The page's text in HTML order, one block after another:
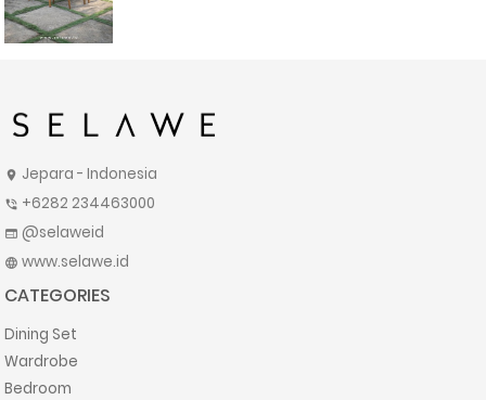
location_on Jepara - Indonesia
phone_in_talk +6282 234463000
web @selaweid
language www.selawe.id
CATEGORIES
Dining Set
Wardrobe
Bedroom